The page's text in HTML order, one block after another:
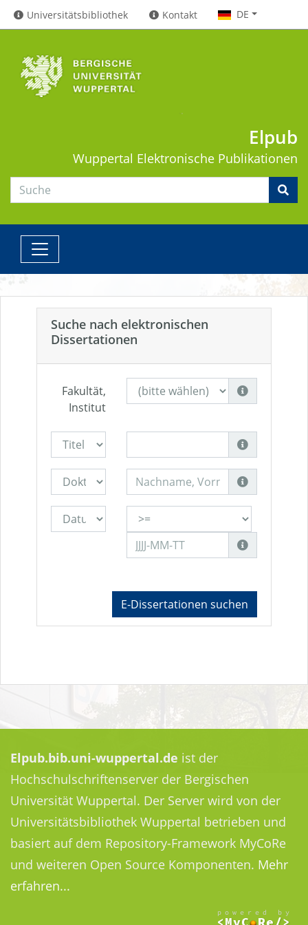
Universitätsbibliothek Kontakt DE
Elpub
Wuppertal Elektronische Publikationen
Suche nach elektronischen
Dissertationen
Fakultät,
Institut
E-Dissertationen suchen
Elpub.bib.uni-wuppertal.de ist der
Hochschulschriftenserver der Bergischen
Universität Wuppertal. Der Server wird von der
Universitätsbibliothek Wuppertal betrieben und
basiert auf dem Repository-Framework MyCoRe
und weiteren Open Source Komponenten. Mehr
erfahren...